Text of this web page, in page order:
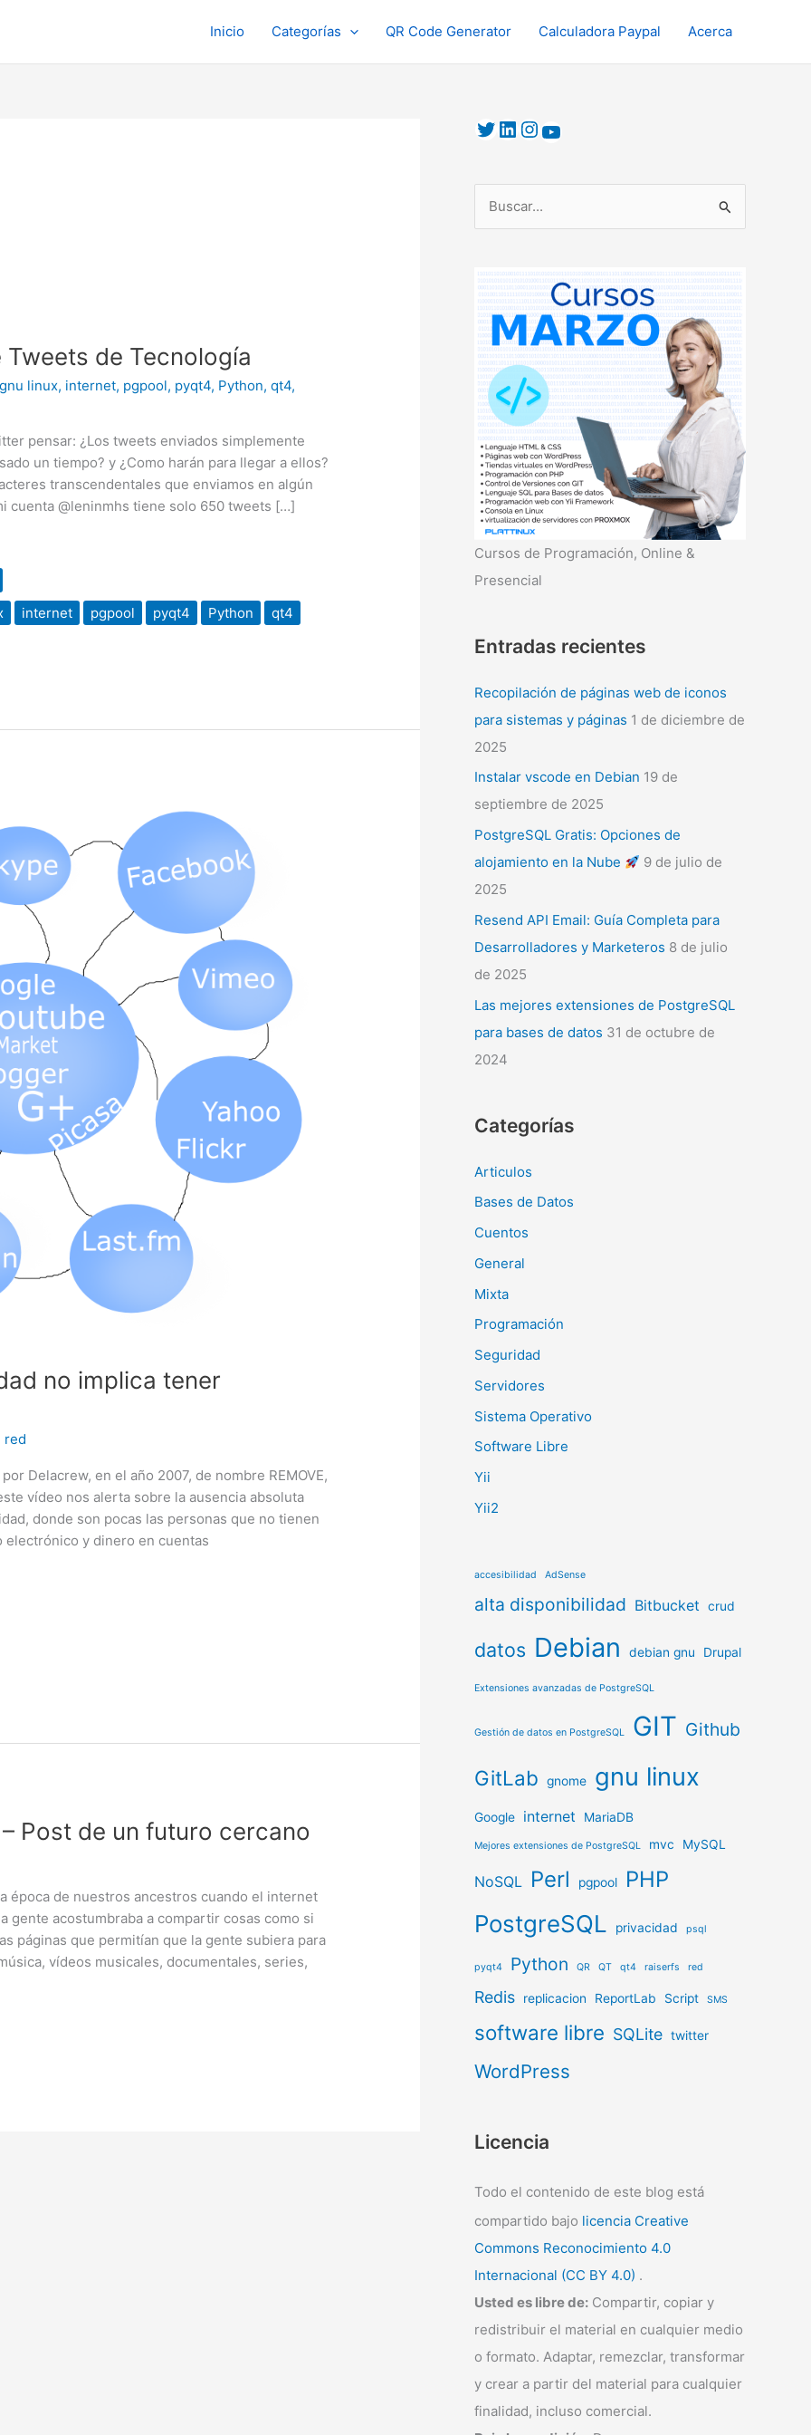
Inicio Categorías QR Code Generator Calculadora Paypal Acerca
de Tecnología
gnu linux, internet, pgpool, pyqt4, Python,qt4,
pensar: ¿Los tweets enviados simplemente
un tiempo? y ¿Como harán para llegar a ellos?
transcendentales que enviamos en algún
cuenta @leninmhs tiene solo 650 tweets […]
internet pgpool pyqt4 Python
qt4
no implica tener
red
Delacrew, en el año 2007, de nombre REMOVE,
vídeo nos alerta sobre la ausencia absoluta
donde son pocas las personas que no tienen
electrónico y dinero en cuentas
Post de un futuro cercano
época de nuestros ancestros cuando el internet
gente acostumbraba a compartir cosas como si
páginas que permitían que la gente subiera para
vídeos musicales, documentales, series,
c
a
r
p
o
r
Cursos de Programación, Online &
Presencial
Entradas recientes
Recopilación de páginas web de iconos
para sistemas y páginas 1 de diciembre de
2025
Instalar vscode en Debian 19 de
septiembre de 2025
PostgreSQL Gratis: Opciones de
alojamiento en la Nube
9 de julio de
2025
Resend API Email: Guía Completa para
Desarrolladores y Marketeros 8 de julio
de 2025
Las mejores extensiones de PostgreSQL
para bases de datos 31 de octubre de
2024
Categorías
Articulos
Bases de Datos
Cuentos
General
Mixta
Programación
Seguridad
Servidores
Sistema Operativo
Software Libre
Yii
Yii2
accesibilidad AdSense
alta disponibilidad Bitbucket crud
datos Debian debian gnu Drupal
Extensiones avanzadas de PostgreSQL
Gestión de datos en PostgreSQL GIT Github
GitLab gnome gnu linux
Google internet MariaDB
Mejores extensiones de PostgreSQL mvc MySQL
NoSQL Perl pgpool PHP
PostgreSQL privacidad psql
pyqt4 Python QR QT qt4 raiserfs red
Redis replicacion ReportLab Script SMS
software libre SQLite twitter
WordPress
Licencia
Todo el contenido de este blog está
compartido bajo licencia Creative
Commons Reconocimiento 4.0
Internacional (CC BY 4.0) .
Usted es libre de: Compartir, copiar y
redistribuir el material en cualquier medio
o formato. Adaptar, remezclar, transformar
y crear a partir del material para cualquier
finalidad, incluso comercial.